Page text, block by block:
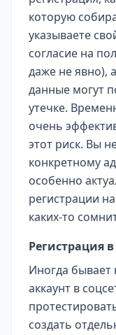
которую
указываете
согласие на
даже не явно),
данные могут
утечке.
очень
этот риск. Вы
конкретному
особенно
регистрации
каких-то
Регистрация
Иногда бывает
аккаунт в
создать